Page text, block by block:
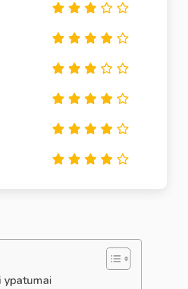
ypatumai